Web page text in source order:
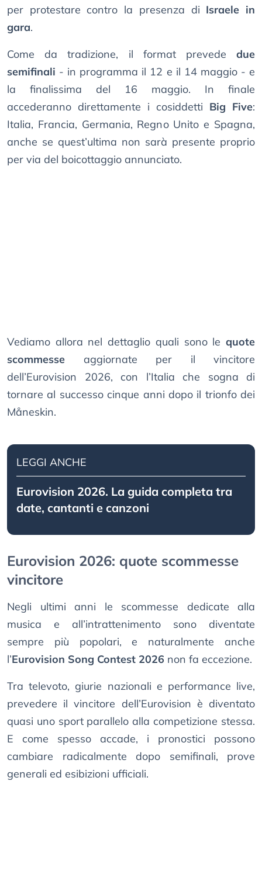
per protestare contro la presenza di Israele in
gara.
Come da tradizione, il format prevede due
semifinali - in programma il 12 e il 14 maggio - e
la finalissima del 16 maggio. In finale
accederanno direttamente i cosiddetti Big Five:
Italia, Francia, Germania, Regno Unito e Spagna,
anche se quest’ultima non sarà presente proprio
per via del boicottaggio annunciato.
Vediamo allora nel dettaglio quali sono le quote
scommesse aggiornate per il vincitore
dell’Eurovision 2026, con l’Italia che sogna di
tornare al successo cinque anni dopo il trionfo dei
Måneskin.
LEGGI ANCHE
Eurovision 2026. La guida completa tra
date, cantanti e canzoni
Eurovision 2026: quote scommesse
vincitore
Negli ultimi anni le scommesse dedicate alla
musica e all’intrattenimento sono diventate
sempre più popolari, e naturalmente anche
l’Eurovision Song Contest 2026 non fa eccezione.
Tra televoto, giurie nazionali e performance live,
prevedere il vincitore dell’Eurovision è diventato
quasi uno sport parallelo alla competizione stessa.
E come spesso accade, i pronostici possono
cambiare radicalmente dopo semifinali, prove
generali ed esibizioni ufficiali.